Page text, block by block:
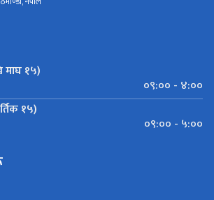
क्षेत्र व्यवस्थापन लिमिटेड
१५)
१५)